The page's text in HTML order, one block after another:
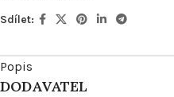
Sdílet:
Popis
DODAVATEL